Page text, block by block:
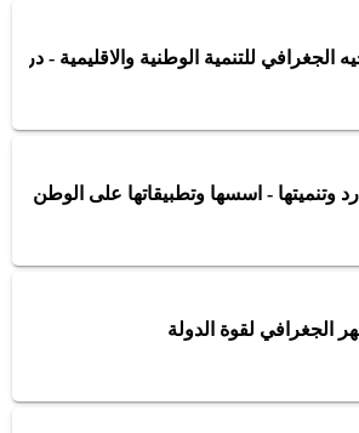
الجغرافي للتنمية الوطنية والاقليمية -
وتنميتها - اسسها وتطبيقاتها على الوطن
الجغرافي لقوة الدولة